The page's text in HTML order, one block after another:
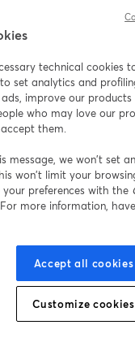
tu primer gran paso en
technical cookies
set analytics and
improve our products
who may love our
them.
message, we won’t set
won’t limit your
preferences with the
more information,
Accept all cookies
Customize cookies